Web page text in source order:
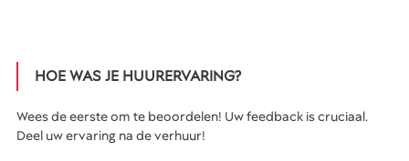
HOE WAS JE HUURERVARING?
Wees de eerste om te beoordelen! Uw feedback is cruciaal.
Deel uw ervaring na de verhuur!